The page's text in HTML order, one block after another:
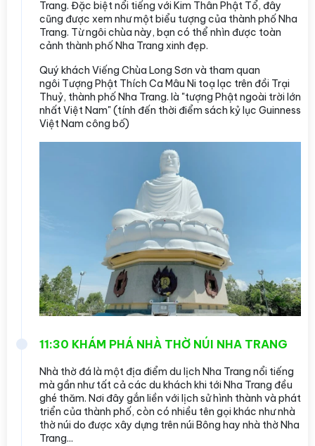
Trang. Đặc biệt nổi tiếng với Kim Thân Phật Tổ, đây
cũng được xem như một biểu tượng của thành phố Nha
Trang. Từ ngôi chùa này, bạn có thể nhìn được toàn
cảnh thành phố Nha Trang xinh đẹp.
Quý khách Viếng Chùa Long Sơn và tham quan
ngôi Tượng Phật Thích Ca Mâu Ni toạ lạc trên đồi Trại
Thuỷ, thành phố Nha Trang. là "tượng Phật ngoài trời lớn
nhất Việt Nam" (tính đến thời điểm sách kỷ lục Guinness
Việt Nam công bố)
11:30 KHÁM PHÁ NHÀ THỜ NÚI NHA TRANG
Nhà thờ đá là một địa điểm du lịch Nha Trang nổi tiếng
mà gần như tất cả các du khách khi tới Nha Trang đều
ghé thăm. Nơi đây gắn liền với lịch sử hình thành và phát
triển của thành phố, còn có nhiều tên gọi khác như nhà
thờ núi do được xây dựng trên núi Bông hay nhà thờ Nha
Trang...